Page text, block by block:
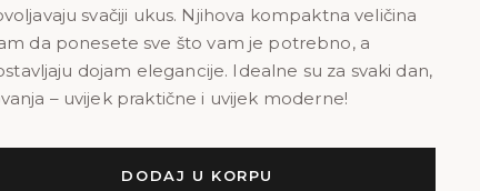
svačiji ukus. Njihova kompaktna veličina
da ponesete sve što vam je potrebno, a
dojam elegancije. Idealne su za svaki dan,
– uvijek praktične i uvijek moderne!
DODAJ U KORPU